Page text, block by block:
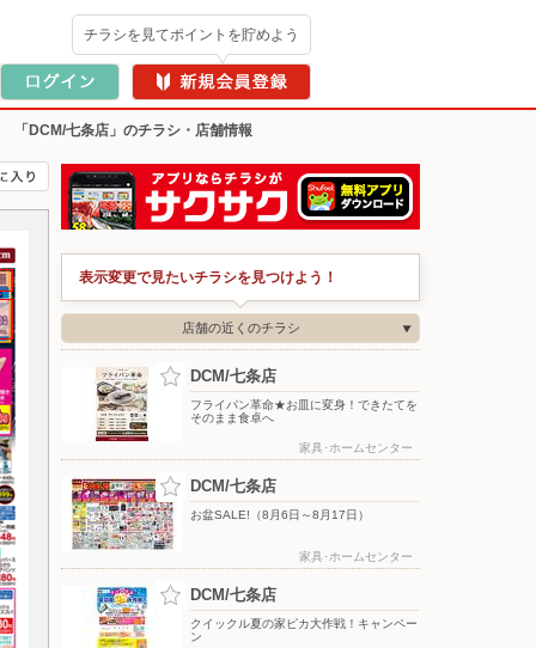
チラシを見てポイントを貯めよう
「DCM/七条店」のチラシ・店舗情報
表示変更で見たいチラシを見つけよう！
店舗の近くのチラシ
DCM/七条店
フライパン革命★お皿に変身！できたてを
そのまま食卓へ
家具･ホームセンター
DCM/七条店
お盆SALE!（8月6日～8月17日）
家具･ホームセンター
DCM/七条店
クイックル夏の家ピカ大作戦！キャンペー
ン